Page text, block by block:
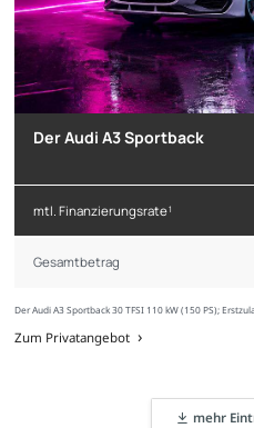
Der Audi A3 Sportback
mtl. Finanzierungsrate1
Gesamtbetrag
Der Audi A3 Sportback 30 TFSI 110 kW (150 PS);
Zum Privatangebot
mehr